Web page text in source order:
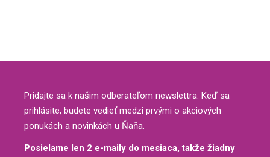
Pridajte sa k našim odberateľom newslettra. Keď sa
prihlásite, budete vedieť medzi prvými o akciových
ponukách a novinkách u Ňaňa.
Posielame len 2 e-maily do mesiaca, takže žiadny